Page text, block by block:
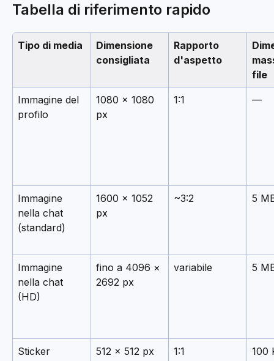
Tabella di riferimento rapido
Tipo di media
Dimensione
consigliata
Rapporto
d'aspetto
file
Immagine del
profilo
1080 × 1080
px
1:1 —
Immagine
nella chat
(standard)
1600 × 1052
px
~3:2 5
Immagine
nella chat
(HD)
fino a 4096 ×
2692 px
variabile 5
Sticker 512 × 512 px 1:1 100